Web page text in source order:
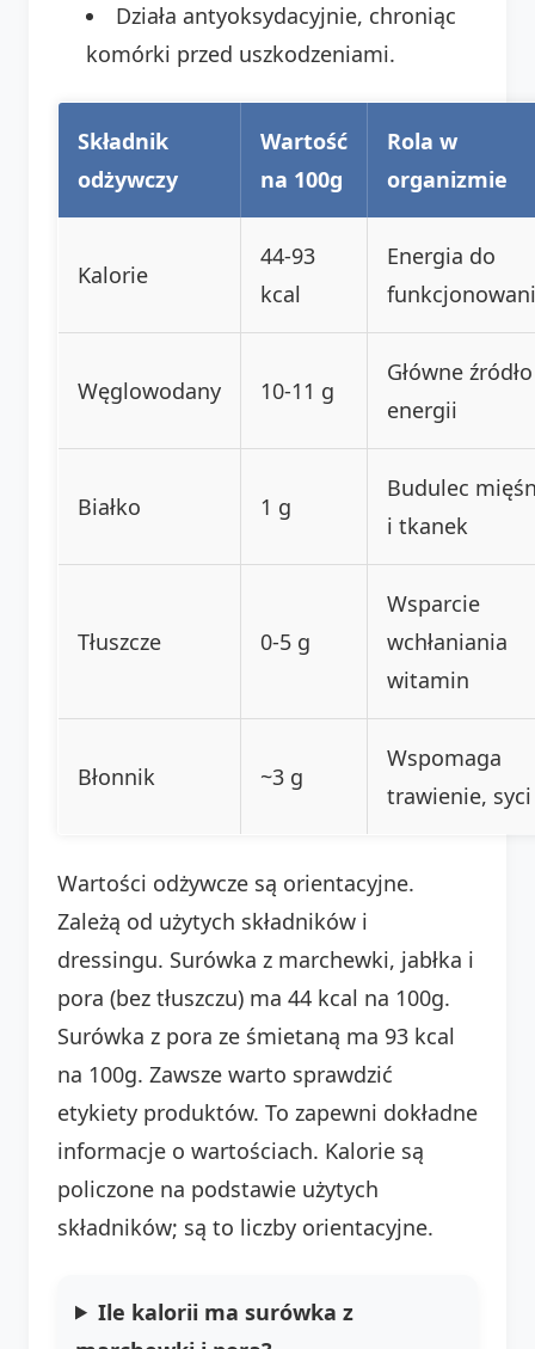
Działa antyoksydacyjnie, chroniąc
komórki przed uszkodzeniami.
Składnik
odżywczy
Wartość
na 100g
Rola w
organizmie
Kalorie
44-93
kcal
Energia do
Węglowodany 10-11 g
Główne źródło
energii
Białko 1 g
Budulec
i tkanek
Tłuszcze 0-5 g
Wsparcie
wchłaniania
witamin
Błonnik ~3 g
Wspomaga
trawienie, syci
Wartości odżywcze są orientacyjne.
Zależą od użytych składników i
dressingu. Surówka z marchewki, jabłka i
pora (bez tłuszczu) ma 44 kcal na 100g.
Surówka z pora ze śmietaną ma 93 kcal
na 100g. Zawsze warto sprawdzić
etykiety produktów. To zapewni dokładne
informacje o wartościach. Kalorie są
policzone na podstawie użytych
składników; są to liczby orientacyjne.
Ile kalorii ma surówka z